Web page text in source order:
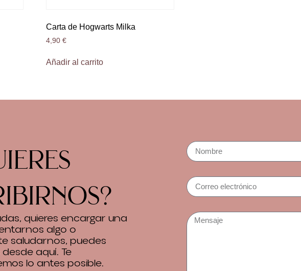
Carta de Hogwarts Milka
4,90 €
Añadir al carrito
quieres encargar una
algo o
saludarnos, puedes
aquí. Te
lo antes posible.